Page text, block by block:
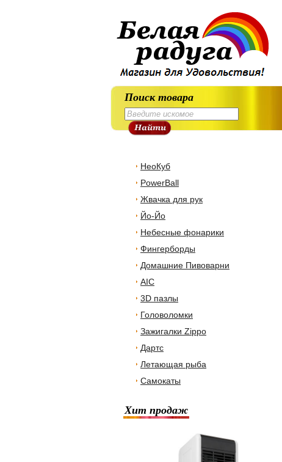
Поиск товара
НеоКуб
PowerBall
Жвачка для рук
Йо-Йо
Небесные фонарики
Фингерборды
Домашние Пивоварни
AIC
3D пазлы
Головоломки
Зажигалки Zippo
Дартс
Летающая рыба
Самокаты
Хит продаж